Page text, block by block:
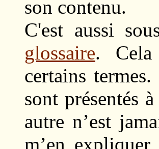
son contenu.
C'est aussi
glossaire. Cela
certains
sont présentés
autre n’est
m’en